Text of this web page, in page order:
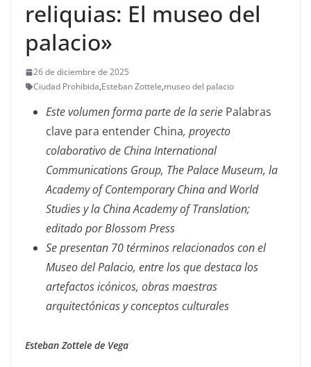
reliquias: El museo del
palacio»
26 de diciembre de 2025
Ciudad Prohibida,Esteban Zottele,museo del palacio
Este volumen forma parte de la serie Palabras
clave para entender China, proyecto
colaborativo de China International
Communications Group, The Palace Museum, la
Academy of Contemporary China and World
Studies y la China Academy of Translation;
editado por Blossom Press
Se presentan 70 términos relacionados con el
Museo del Palacio, entre los que destaca los
artefactos icónicos, obras maestras
arquitectónicas y conceptos culturales
Esteban Zottele de Vega